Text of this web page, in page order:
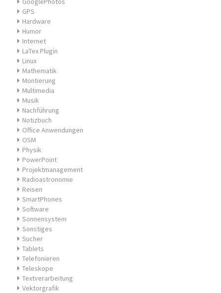
GPS
Hardware
Humor
Internet
LaTex Plugin
Linux
Mathematik
Montierung
Multimedia
Musik
Nachführung
Notizbuch
Office Anwendungen
OSM
Physik
PowerPoint
Projektmanagement
Radioastronomie
Reisen
SmartPhones
Software
Sonnensystem
Sonstiges
Sucher
Tablets
Telefonieren
Teleskope
Textverarbeitung
Vektorgrafik